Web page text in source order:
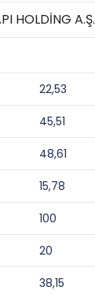
HOLDİNG A.Ş.
22,53
45,51
48,61
15,78
100
20
38,15